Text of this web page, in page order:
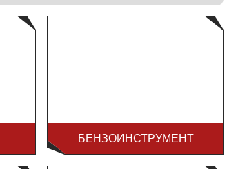
БЕНЗОИНСТРУМЕНТ